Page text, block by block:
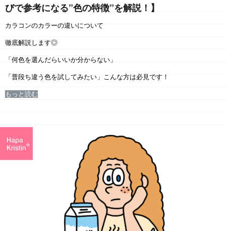
びで参考になる”色の特徴”を解説！】
カラコンのカラーの違いについて
徹底解説します◎
「何色を選んだらいいか分からない」
「普段ち違う色を試してみたい」こんな方は必見です！
もっと読む